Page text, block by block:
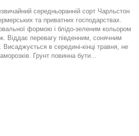
середньоранній сорт Чарльстон
та приватних господарствах.
формою і блідо-зеленим кольором
Віддає перевагу південним, сонячним
Висаджується в середині-кінці травня, не
Грунт повинна бути...